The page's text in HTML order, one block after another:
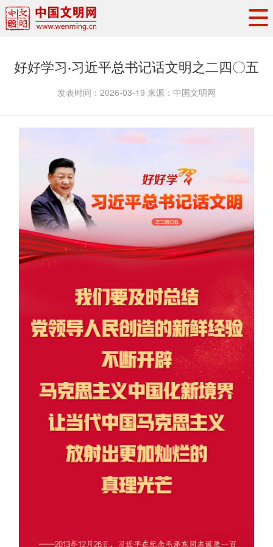
权威发布
资讯联播
地方交流
文明培育
文明实践
文明创建
文明之光
文明影音 文明矩阵
好好学习·习近平总书记话文明之二四〇五
发表时间： 2026-03-19 来源： 中国文明网